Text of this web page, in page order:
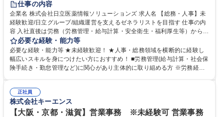
育休あり
完全週休2日制 交通費支給 土日祝休み 寮・社宅あり
仕事の内容
企業名 株式会社日立医薬情報ソリューションズ 求人名 【総務・人事】未
経験歓迎/日立グループ/組織運営を支えるゼネラリストを目指す 仕事の内
容 入社直後は労務（労務管理・給与計算・安全衛生・福利厚生等）からお
任せいたします。将来は総務・採用・教育業務へ守備範囲を広げ、組織運
営を支えるゼネラリストをめざせます。 ・初期業務：労働時間管理、給与
計算、社会保険対応、福利厚生管理、安全衛生、健康経営推進等をお任せ
します。ご経験に応じて、休職者管理など、幅広く経験を積んでいただき
幅広く経験を積みたい意欲がある方に最適な環境です。 募集職種 【総
務・人事】未経験歓迎/日立グループ/組織運営を支えるゼネラリストを目
指す
必要な経験・能力等
必要な経験・能力等 ★未経験歓迎！ ★人事・総務領域を横断的に経験し
幅広いスキルを身につけたい方におすすめ！ ■労務管理(給与計算・社会保
険手続き・勤怠管理など)に関心があり主体的に取り組める方 ※労務経験
のご経験 ■労務管理（給与計算・社会保険手続き・勤怠管理など）の経験
■衛生管理者の資格をお持ちの方 学歴・資格 学歴：大学院 大学 高専 短大
専修学校 高校 語学力： 資格：
正社員
株式会社キーエンス
【大阪・京都・滋賀】営業事務 ※未経験可 営業事務